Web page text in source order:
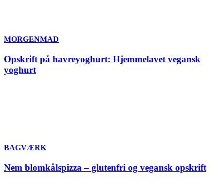
MORGENMAD
Opskrift på havreyoghurt: Hjemmelavet vegansk
yoghurt
BAGVÆRK
Nem blomkålspizza – glutenfri og vegansk opskrift